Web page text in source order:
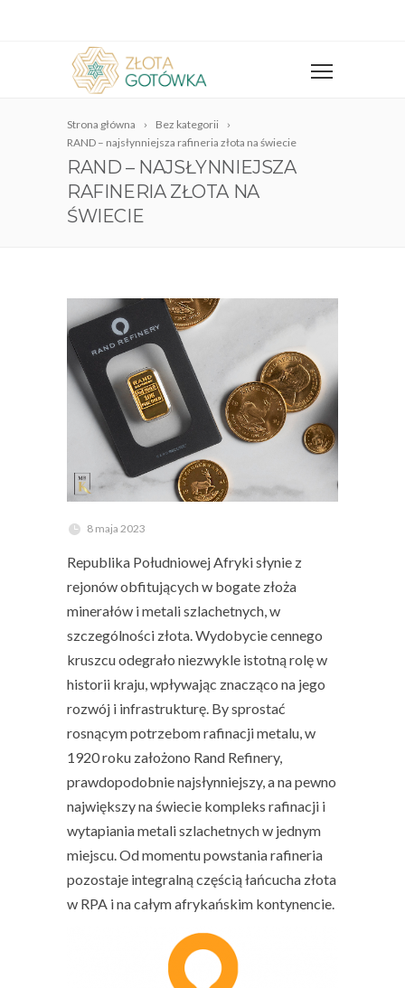
Strona główna
Bez kategorii
RAND – najsłynniejsza rafineria złota na świecie
RAND – NAJSŁYNNIEJSZA
RAFINERIA ZŁOTA NA
ŚWIECIE
8 maja 2023
Republika Południowej Afryki słynie z
rejonów obfitujących w bogate złoża
minerałów i metali szlachetnych, w
szczególności złota. Wydobycie cennego
kruszcu odegrało niezwykle istotną rolę w
historii kraju, wpływając znacząco na jego
rozwój i infrastrukturę. By sprostać
rosnącym potrzebom rafinacji metalu, w
1920 roku założono Rand Refinery,
prawdopodobnie najsłynniejszy, a na pewno
największy na świecie kompleks rafinacji i
wytapiania metali szlachetnych w jednym
miejscu. Od momentu powstania rafineria
pozostaje integralną częścią łańcucha złota
w RPA i na całym afrykańskim kontynencie.